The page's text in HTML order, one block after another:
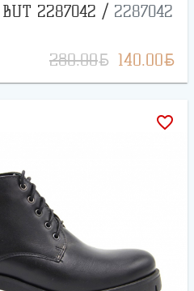
2287042 / 2287042
280.00BYN 140.00BYN
favorite_border